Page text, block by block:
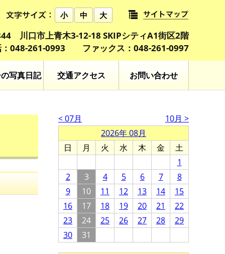
小 中 大
川口市上青木3-12-18 SKIPシティA1街区2階
：048-261-0993 ファックス：048-261-0997
写真日記 交通アクセス お問い合わせ
< 07月
10月 >
2026年 08月
日
月 火 水 木 金
土
1
2
3 4 5 6 7
8
9
10 11 12 13 14
15
16
17 18 19 20 21
22
23
24 25 26 27 28
29
30
31